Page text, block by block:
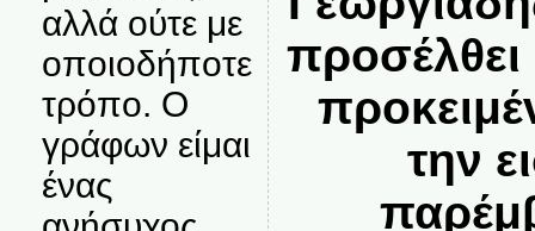
αλλά ούτε με
οποιοδήποτε
τρόπο. Ο
γράφων είμαι
ένας
την